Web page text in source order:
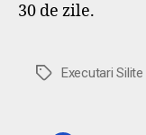
30 de zile.
EticheteExecutari Silite